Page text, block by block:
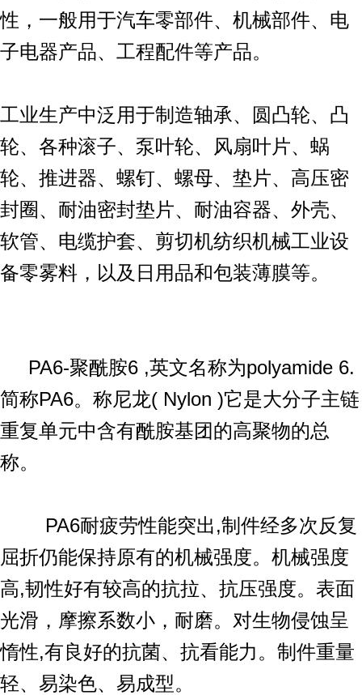
性，一般用于汽车零部件、机械部件、电
子电器产品、工程配件等产品。
工业生产中泛用于制造轴承、圆凸轮、凸
轮、各种滚子、泵叶轮、风扇叶片、蜗
轮、推进器、螺钉、螺母、垫片、高压密
封圈、耐油密封垫片、耐油容器、外壳、
软管、电缆护套、剪切机纺织机械工业设
备零雾料，以及日用品和包装薄膜等。
PA6-聚酰胺6 ,英文名称为polyamide 6.
简称PA6。称尼龙( Nylon )它是大分子主链
重复单元中含有酰胺基团的高聚物的总
称。
PA6耐疲劳性能突出,制件经多次反复
屈折仍能保持原有的机械强度。机械强度
高,韧性好有较高的抗拉、抗压强度。表面
光滑，摩擦系数小，耐磨。对生物侵蚀呈
惰性,有良好的抗菌、抗看能力。制件重量
轻、易染色、易成型。